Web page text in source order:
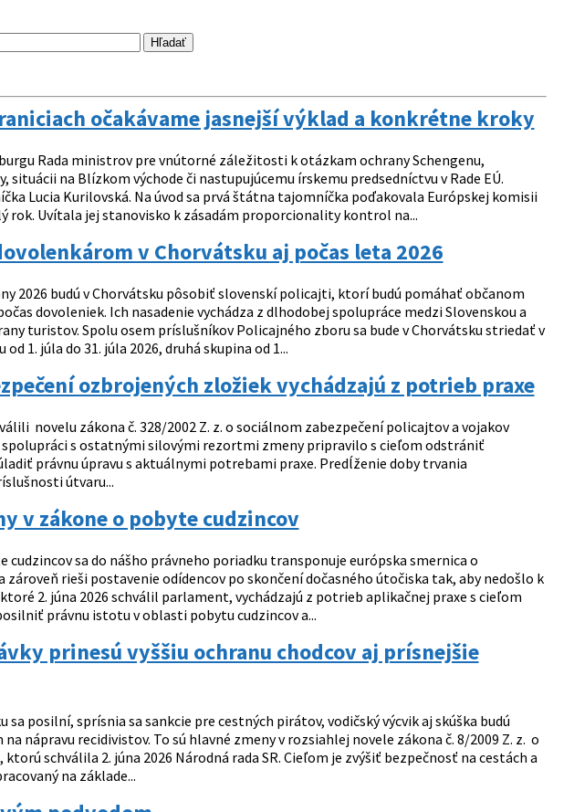
očakávame jasnejší výklad a konkrétne kroky
Rada ministrov pre vnútorné záležitosti k otázkam ochrany Schengenu,
situácii na Blízkom východe či nastupujúcemu írskemu predsedníctvu v Rade EÚ.
Lucia Kurilovská. Na úvod sa prvá štátna tajomníčka poďakovala Európskej komisii
rok. Uvítala jej stanovisko k zásadám proporcionality kontrol na...
v Chorvátsku aj počas leta 2026
2026 budú v Chorvátsku pôsobiť slovenskí policajti, ktorí budú pomáhať občanom
dovoleniek. Ich nasadenie vychádza z dlhodobej spolupráce medzi Slovenskou a
turistov. Spolu osem príslušníkov Policajného zboru sa bude v Chorvátsku striedať v
1. júla do 31. júla 2026, druhá skupina od 1...
ozbrojených zložiek vychádzajú z potrieb praxe
novelu zákona č. 328/2002 Z. z. o sociálnom zabezpečení policajtov a vojakov
spolupráci s ostatnými silovými rezortmi zmeny pripravilo s cieľom odstrániť
právnu úpravu s aktuálnymi potrebami praxe. Predĺženie doby trvania
útvaru...
v zákone o pobyte cudzincov
cudzincov sa do nášho právneho poriadku transponuje európska smernica o
rieši postavenie odídencov po skončení dočasného útočiska tak, aby nedošlo k
2. júna 2026 schválil parlament, vychádzajú z potrieb aplikačnej praxe s cieľom
právnu istotu v oblasti pobytu cudzincov a...
prinesú vyššiu ochranu chodcov aj prísnejšie
posilní, sprísnia sa sankcie pre cestných pirátov, vodičský výcvik aj skúška budú
nápravu recidivistov. To sú hlavné zmeny v rozsiahlej novele zákona č. 8/2009 Z. z. o
schválila 2. júna 2026 Národná rada SR. Cieľom je zvýšiť bezpečnosť na cestách a
na základe...